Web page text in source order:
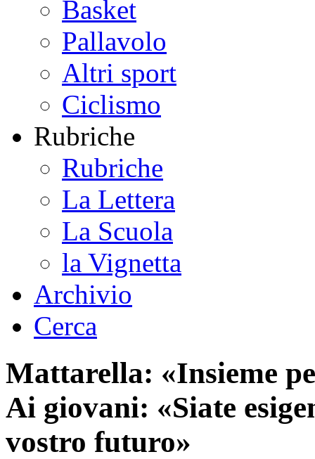
Basket
Pallavolo
Altri sport
Ciclismo
Rubriche
Rubriche
La Lettera
La Scuola
la Vignetta
Archivio
Cerca
Mattarella: «Insieme
Ai giovani: «Siate
vostro futuro»